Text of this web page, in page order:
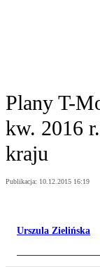
Plany T-
kw. 2016
kraju
Publikacja: 10.12.2015 16:19
Urszula Zielińska